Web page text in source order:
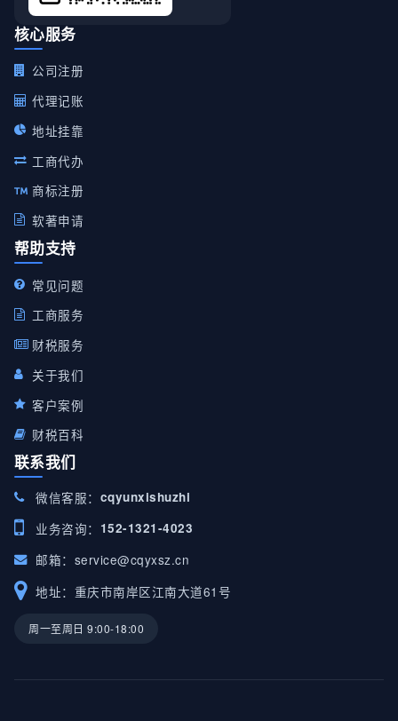
核心服务
公司注册
代理记账
地址挂靠
工商代办
商标注册
软著申请
帮助支持
常见问题
工商服务
财税服务
关于我们
客户案例
财税百科
联系我们
微信客服： cqyunxishuzhi
业务咨询： 152-1321-4023
邮箱： service@cqyxsz.cn
地址：重庆市南岸区江南大道61号
周一至周日 9:00-18:00